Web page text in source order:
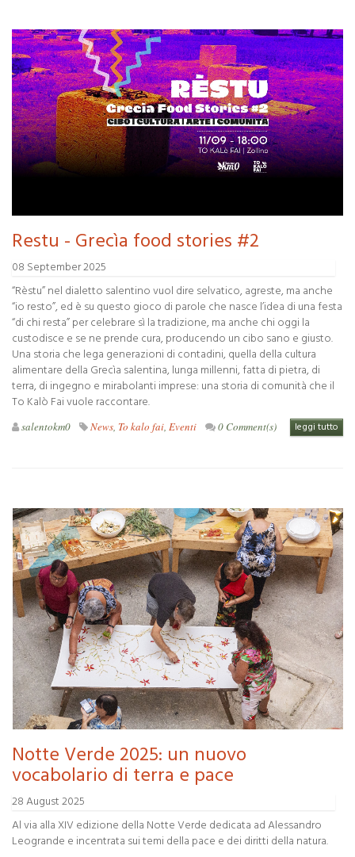
Restu - Grecìa food stories #2
08 September 2025
“Rèstu” nel dialetto salentino vuol dire selvatico, agreste, ma anche
“io resto”, ed è su questo gioco di parole che nasce l’idea di una festa
“di chi resta” per celebrare sì la tradizione, ma anche chi oggi la
custodisce e se ne prende cura, producendo un cibo sano e giusto.
Una storia che lega generazioni di contadini, quella della cultura
alimentare della Grecìa salentina, lunga millenni, fatta di pietra, di
terra, di ingegno e mirabolanti imprese: una storia di comunità che il
To Kalò Fai vuole raccontare.
salentokm0 News, To kalo fai, Eventi 0 Comment(s) leggi tutto
Notte Verde 2025: un nuovo
vocabolario di terra e pace
28 August 2025
Al via alla XIV edizione della Notte Verde dedicata ad Alessandro
Leogrande e incentrata sui temi della pace e dei diritti della natura.